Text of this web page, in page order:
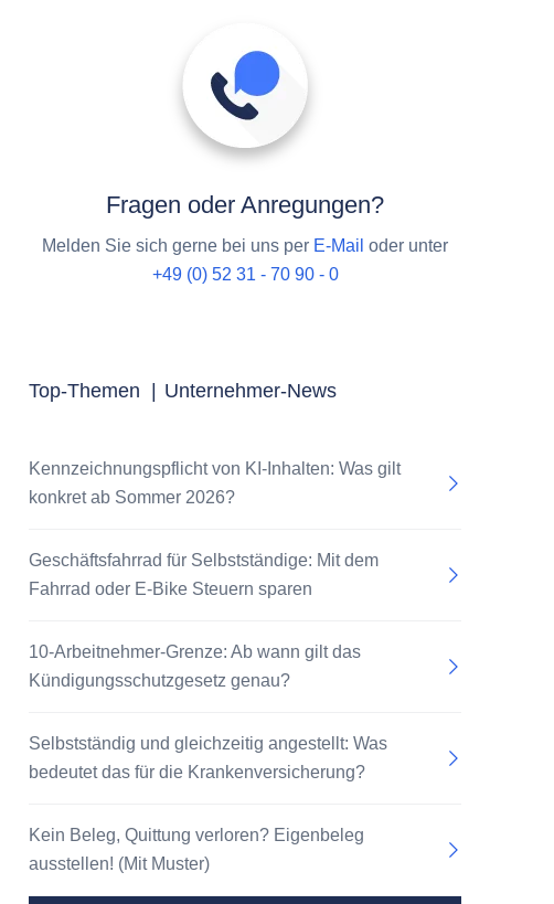
Fragen oder Anregungen?
Melden Sie sich gerne bei uns per E-Mail oder unter
+49 (0) 52 31 - 70 90 - 0
Top-Themen | Unternehmer-News
Kennzeichnungspflicht von KI-Inhalten: Was gilt
konkret ab Sommer 2026?
Geschäftsfahrrad für Selbstständige: Mit dem
Fahrrad oder E-Bike Steuern sparen
10-Arbeitnehmer-Grenze: Ab wann gilt das
Kündigungsschutzgesetz genau?
Selbstständig und gleichzeitig angestellt: Was
bedeutet das für die Krankenversicherung?
Kein Beleg, Quittung verloren? Eigenbeleg
ausstellen! (Mit Muster)